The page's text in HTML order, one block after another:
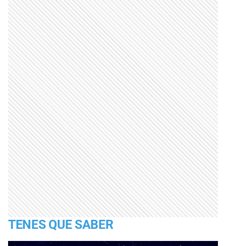
TENES QUE SABER